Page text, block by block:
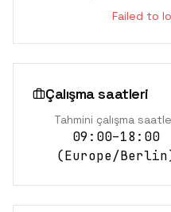
Failed to
Çalışma saatleri
Tahmini çalışma
09:00–18:00
(Europe/Berlin